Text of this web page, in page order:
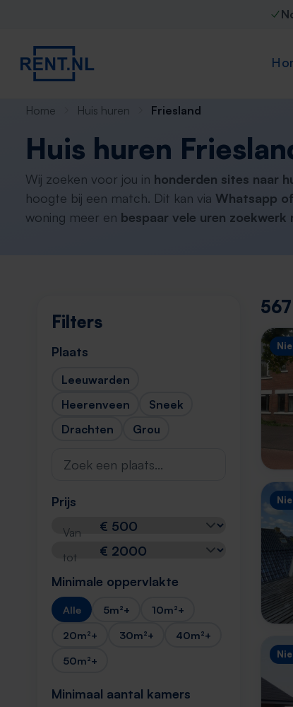
Home Huis huren Friesland
Huis huren
Wij zoeken voor jou in honderden sites naar
hoogte bij een match. Dit kan via Whatsapp
woning meer en bespaar vele uren zoekwerk
Filters
Plaats
Leeuwarden
Heerenveen
Sneek
Drachten
Grou
Prijs
Van
tot
Minimale oppervlakte
Alle 5m²+
10m²+
20m²+
30m²+
40m²+
50m²+
Minimaal aantal kamers